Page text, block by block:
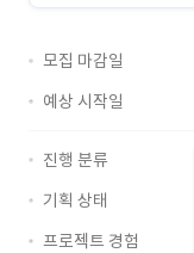
모집 마감일
예상 시작일
진행 분류
기획 상태
프로젝트 경험